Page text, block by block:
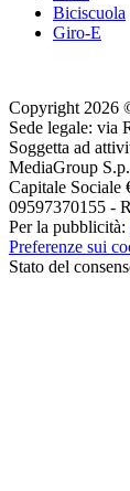
Biciscuola
Giro-E
Copyright 2026
Sede legale: via
Soggetta ad
MediaGroup
Capitale Sociale
09597370155 -
Per la pubblicità:
Preferenze sui
Stato del